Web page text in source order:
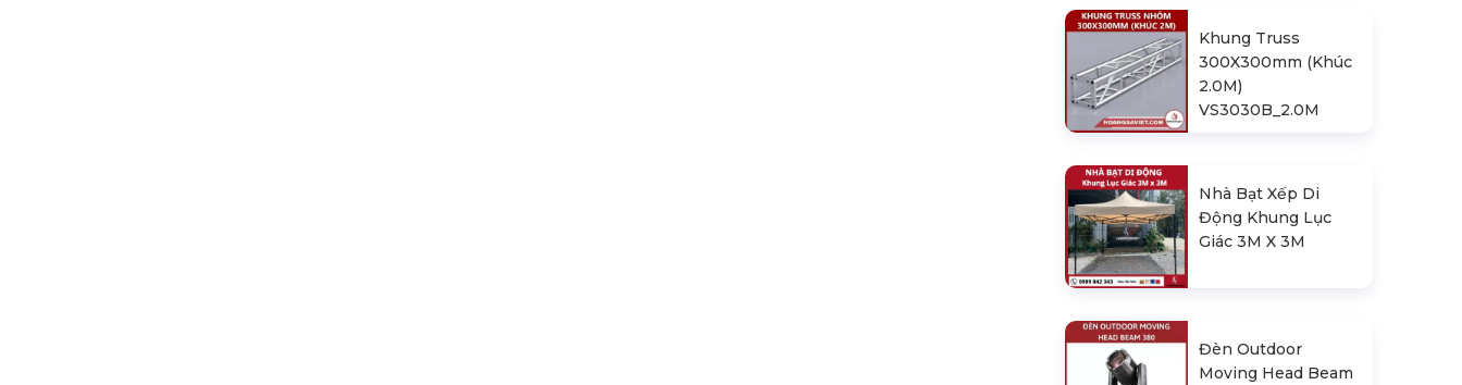
Khung Truss
300X300mm (Khúc
2.0M)
VS3030B_2.0M
Nhà Bạt Xếp Di
Động Khung Lục
Giác 3M X 3M
Đèn Outdoor
Moving Head Beam